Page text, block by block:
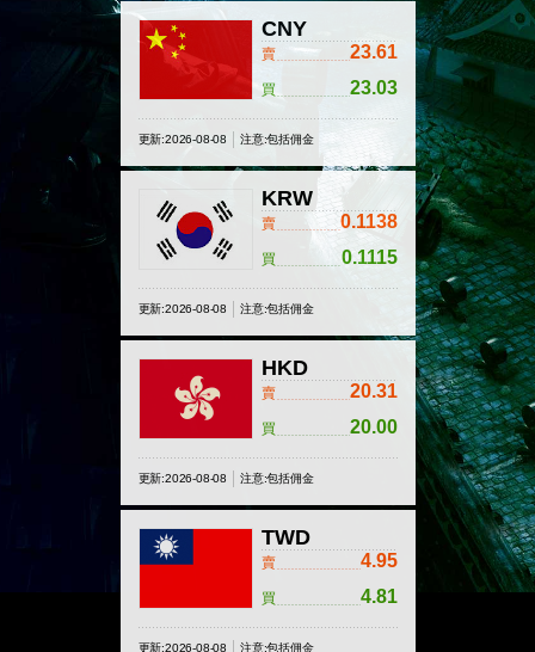
CNY
23.61
賣
23.03
買
更新:2026-08-08 注意:包括佣金
KRW
0.1138
賣
0.1115
買
更新:2026-08-08 注意:包括佣金
HKD
20.31
賣
20.00
買
更新:2026-08-08 注意:包括佣金
TWD
4.95
賣
4.81
買
更新:2026-08-08 注意:包括佣金